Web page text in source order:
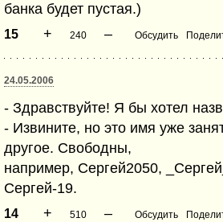
банка будет пустая.)
15 + 240 – Обсудить
24.05.2006
- Здравствуйте! Я бы хотел
- Извините, но это имя уже
другое. Свободны,
например, Сергей2050,
Сергей-19.
14 + 510 – Обсудить